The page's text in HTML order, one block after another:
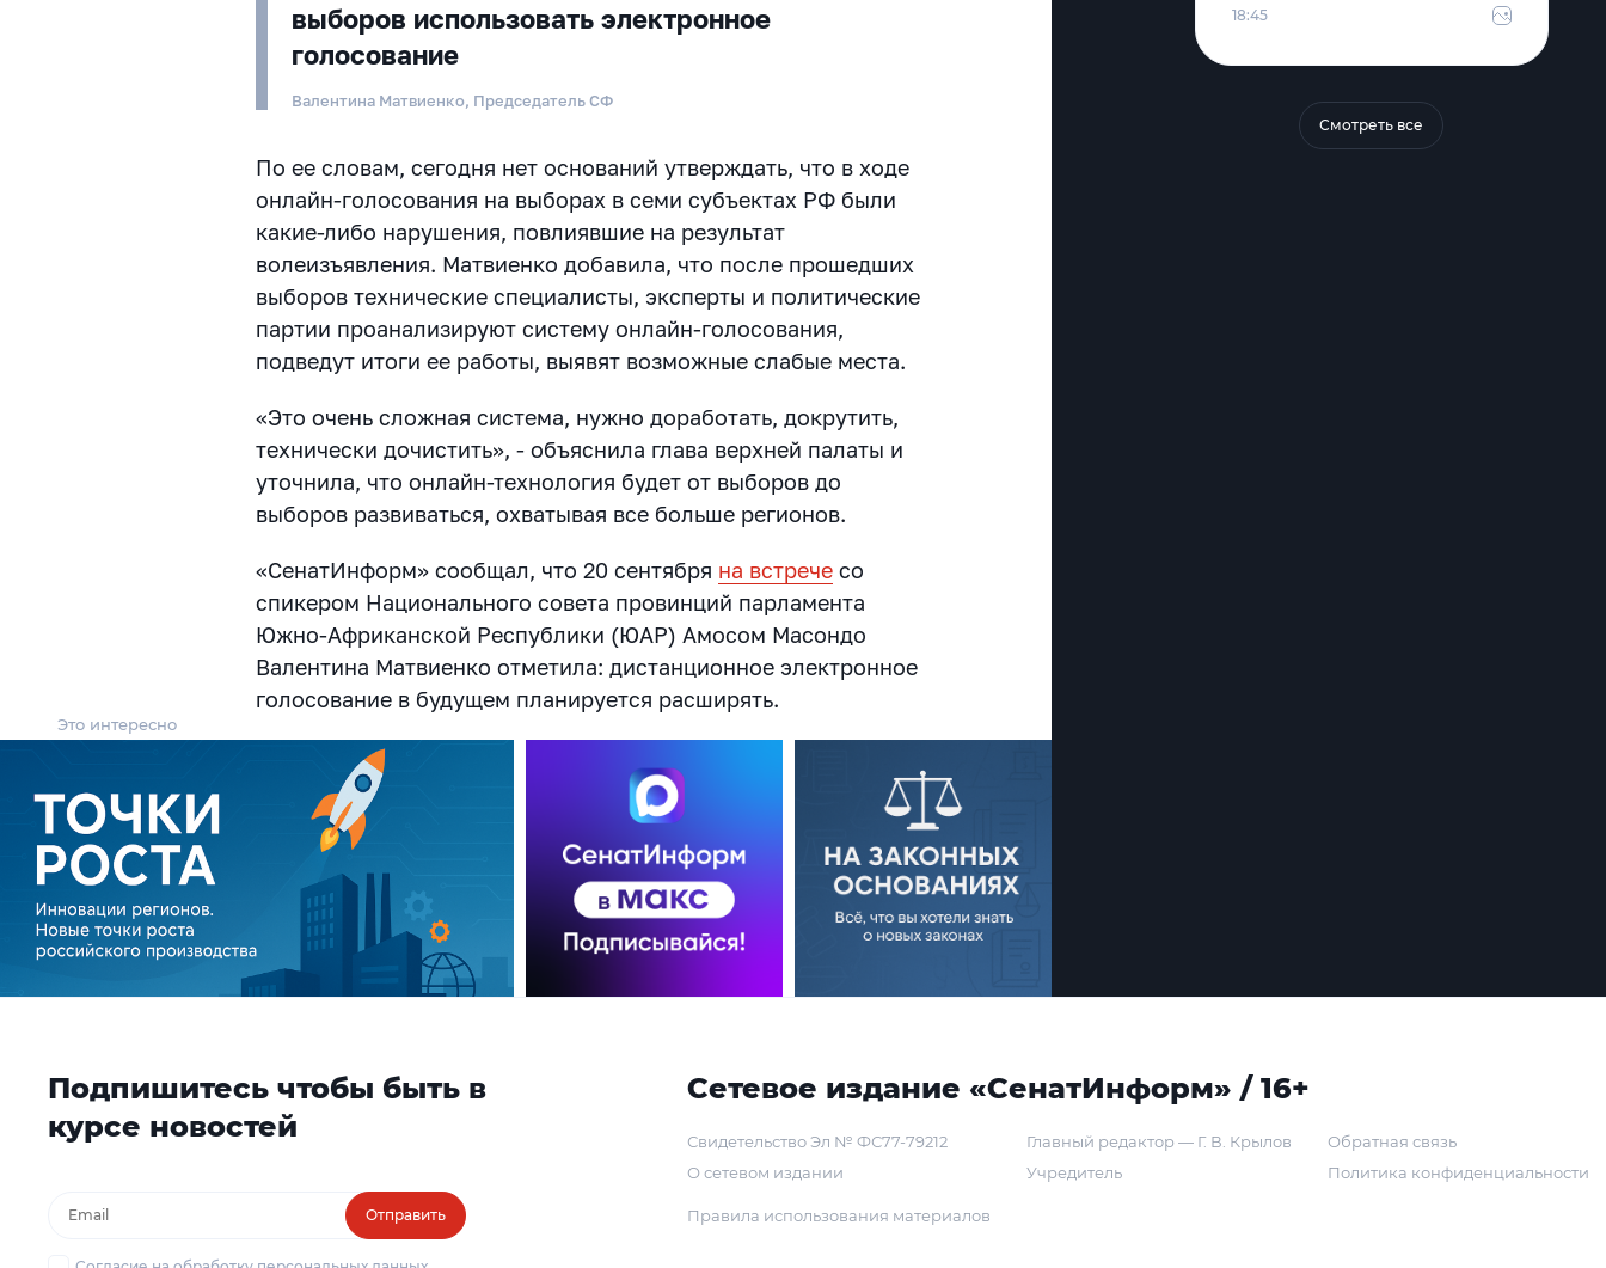
выборов использовать электронное
голосование
Валентина Матвиенко, Председатель СФ
По ее словам, сегодня нет оснований утверждать, что в ходе
онлайн-голосования на выборах в семи субъектах РФ были
какие-либо нарушения, повлиявшие на результат
волеизъявления. Матвиенко добавила, что после прошедших
выборов технические специалисты, эксперты и политические
партии проанализируют систему онлайн-голосования,
подведут итоги ее работы, выявят возможные слабые места.
«Это очень сложная система, нужно доработать, докрутить,
технически дочистить», - объяснила глава верхней палаты и
уточнила, что онлайн-технология будет от выборов до
выборов развиваться, охватывая все больше регионов.
«СенатИнформ» сообщал, что 20 сентября на встрече со
спикером Национального совета провинций парламента
Южно-Африканской Республики (ЮАР) Амосом Масондо
Валентина Матвиенко отметила: дистанционное электронное
голосование в будущем планируется расширять.
Это интересно
18:45
Смотреть все
Подпишитесь чтобы быть в
курсе новостей
Отправить
Сетевое издание «СенатИнформ» / 16+
Свидетельство Эл № ФС77-79212
О сетевом издании
Главный редактор — Г. В. Крылов
Учредитель
Обратная связь
Политика конфиденциальности
Правила использования материалов